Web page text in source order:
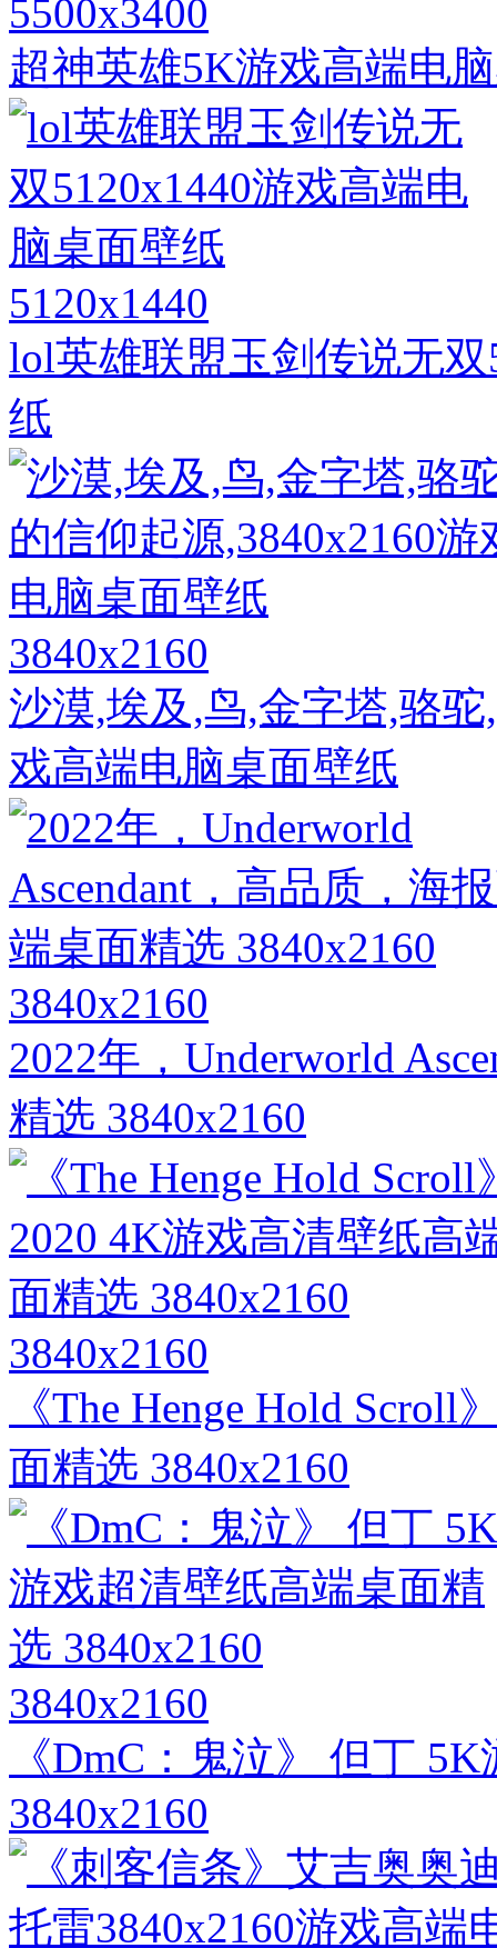
5500x3400
超神英雄5K游戏高端电
5120x1440
lol英雄联盟玉剑传说无
纸
3840x2160
沙漠,埃及,鸟,金字塔,骆
戏高端电脑桌面壁纸
3840x2160
2022年，Underworld
精选 3840x2160
3840x2160
《The Henge Hold
面精选 3840x2160
3840x2160
《DmC：鬼泣》 但丁
3840x2160